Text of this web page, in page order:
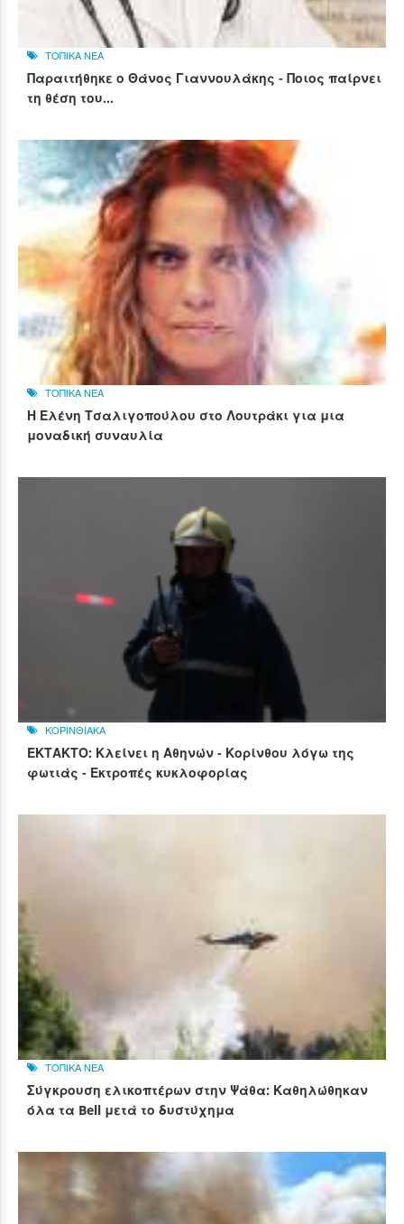
ΤΟΠΙΚΑ ΝΕΑ
Παραιτήθηκε ο Θάνος Γιαννουλάκης - Ποιος παίρνει
τη θέση του...
ΤΟΠΙΚΑ ΝΕΑ
Η Ελένη Τσαλιγοπούλου στο Λουτράκι για μια
μοναδική συναυλία
ΚΟΡΙΝΘΙΑΚΑ
ΕΚΤΑΚΤΟ: Κλείνει η Αθηνών - Κορίνθου λόγω της
φωτιάς - Εκτροπές κυκλοφορίας
ΤΟΠΙΚΑ ΝΕΑ
Σύγκρουση ελικοπτέρων στην Ψάθα: Καθηλώθηκαν
όλα τα Bell μετά το δυστύχημα